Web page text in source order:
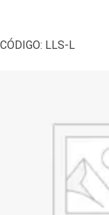
CÓDIGO: LLS-L